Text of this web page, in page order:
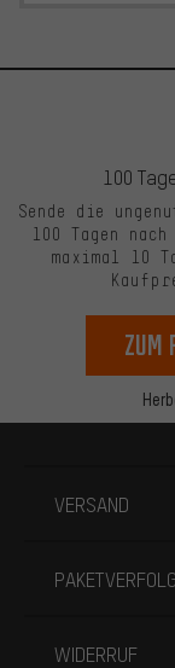
100
Sende die
100 Tagen
maximal 10
zum
VERSAND
WIDERRUF